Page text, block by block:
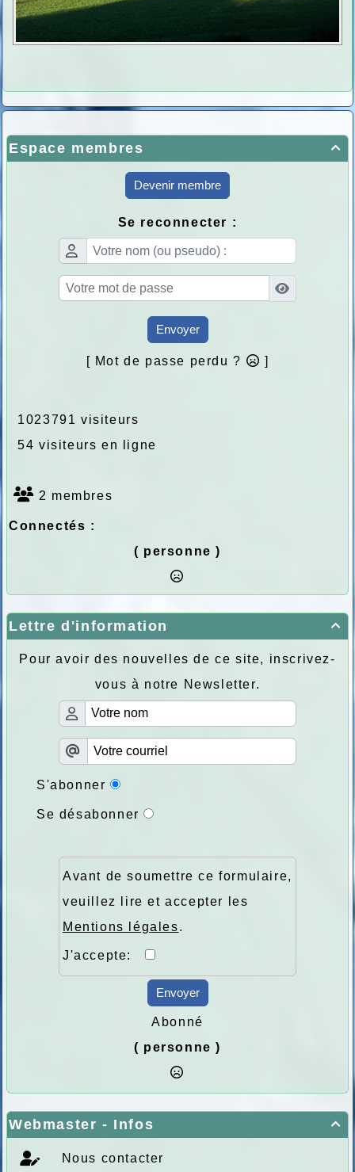

Espace membres
Devenir membre
Se reconnecter :
Envoyer
[ Mot de passe perdu ? ]
1023791 visiteurs
54 visiteurs en ligne
2 membres
Connectés :
( personne )

Lettre d'information
Pour avoir des nouvelles de ce site, inscrivez-
vous à notre Newsletter.
S'abonner
Se désabonner
Avant de soumettre ce formulaire,
veuillez lire et accepter les
Mentions légales.
J'accepte:
Envoyer
Abonné
( personne )

Webmaster - Infos
Nous contacter